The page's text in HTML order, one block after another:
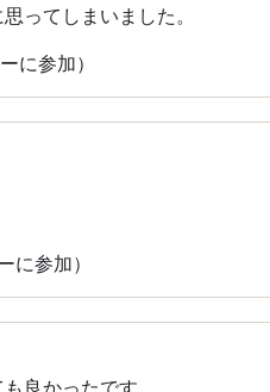
ってしまいました。
に参加）
参加）
良かったです。